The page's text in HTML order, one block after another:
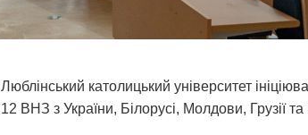
Люблінський католицький університет
12 ВНЗ з України, Білорусі, Молдови, Грузії